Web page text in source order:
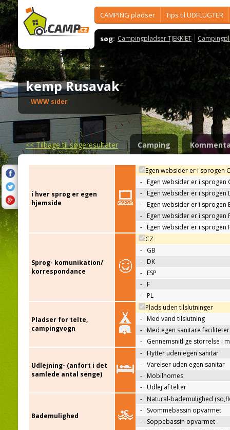
CAMPING pladser Tips til UDFLUGTER
søg: Campingpladser TJEKKIET
kemp Rusavak
WWW sider
<<Tilbage til søgeresultater Camping
i hver sprog er egen
hjemside
Egen websider er i sprogen
- Egen websider er i sprogen
- Egen websider er i sprogen
- Egen websider er i sprogen
- Egen websider er i sprogen
- Egen websider er i sprogen
Sprog- komunikation/
korrespondance
CZ
- GB
- DK
- ESP
- F
- PL
Pladser for telte,
campingvogn
Plads uden tilslutninger
- Med vand tilslutning
- Med egen sanitare faciliteter
- Gennemsnitlige storrelse i
Udlejning- (anfort i det
samlede antal senge)
- Hytter uden egen sanitar
- Varelser uden egen sanitar
- Mobilhomes
- Udlej af telter
Bademulighed
- Natural-bademulighed
- Svommebassin opvarmet
- Soppebassin opvarmet